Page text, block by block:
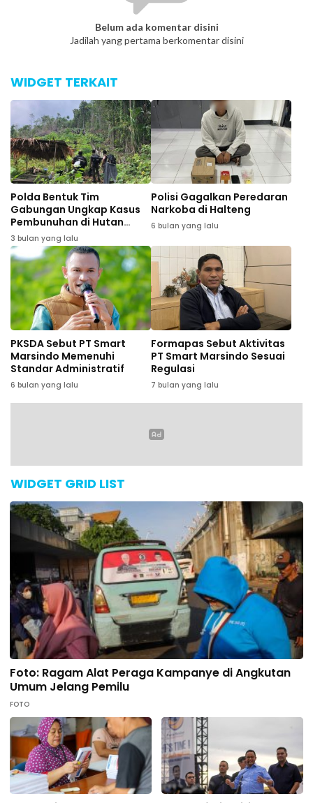
Belum ada komentar disini
Jadilah yang pertama berkomentar disini
WIDGET TERKAIT
Polda Bentuk Tim
Gabungan Ungkap Kasus
Pembunuhan di Hutan
Patani
3 bulan yang lalu
Polisi Gagalkan Peredaran
Narkoba di Halteng
6 bulan yang lalu
PKSDA Sebut PT Smart
Marsindo Memenuhi
Standar Administratif
6 bulan yang lalu
Formapas Sebut Aktivitas
PT Smart Marsindo Sesuai
Regulasi
7 bulan yang lalu
WIDGET GRID LIST
Foto: Ragam Alat Peraga Kampanye di Angkutan
Umum Jelang Pemilu
FOTO